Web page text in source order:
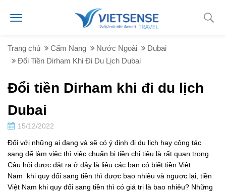
Trang chủ Cẩm Nang Nước Ngoài
Dubai
Đổi Tiền Dirham Khi Đi Du Lịch Dubai
Đổi tiền Dirham khi đi du lịch
Dubai
15/12/2022
Đối với những ai đang và sẽ có ý định đi du lịch hay công tác
sang để làm việc thì việc chuẩn bị tiền chi tiêu là rất quan trọng.
Câu hỏi được đặt ra ở đây là liệu các bạn có biết tiền Việt
Nam khi quy đổi sang tiền thì được bao nhiêu và ngược lại, tiền
Việt Nam khi quy đổi sang tiền thì có giá trị là bao nhiêu? Những